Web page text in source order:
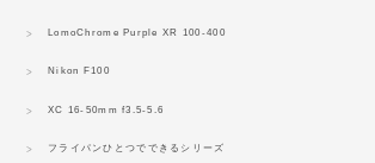
LomoChrome Purple XR 100-400
Nikon F100
XC 16-50mm f3.5-5.6
フライパンひとつでできるシリーズ